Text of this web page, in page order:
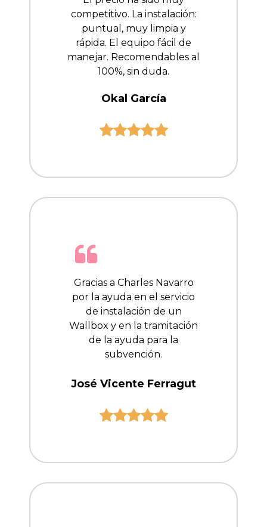
competitivo. La instalación:
puntual, muy limpia y
rápida. El equipo fácil de
manejar. Recomendables al
100%, sin duda.
Okal García
Gracias a Charles Navarro
por la ayuda en el servicio
de instalación de un
Wallbox y en la tramitación
de la ayuda para la
subvención.
José Vicente Ferragut